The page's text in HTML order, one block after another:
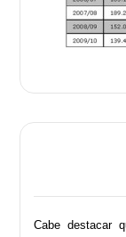
Cabe destacar